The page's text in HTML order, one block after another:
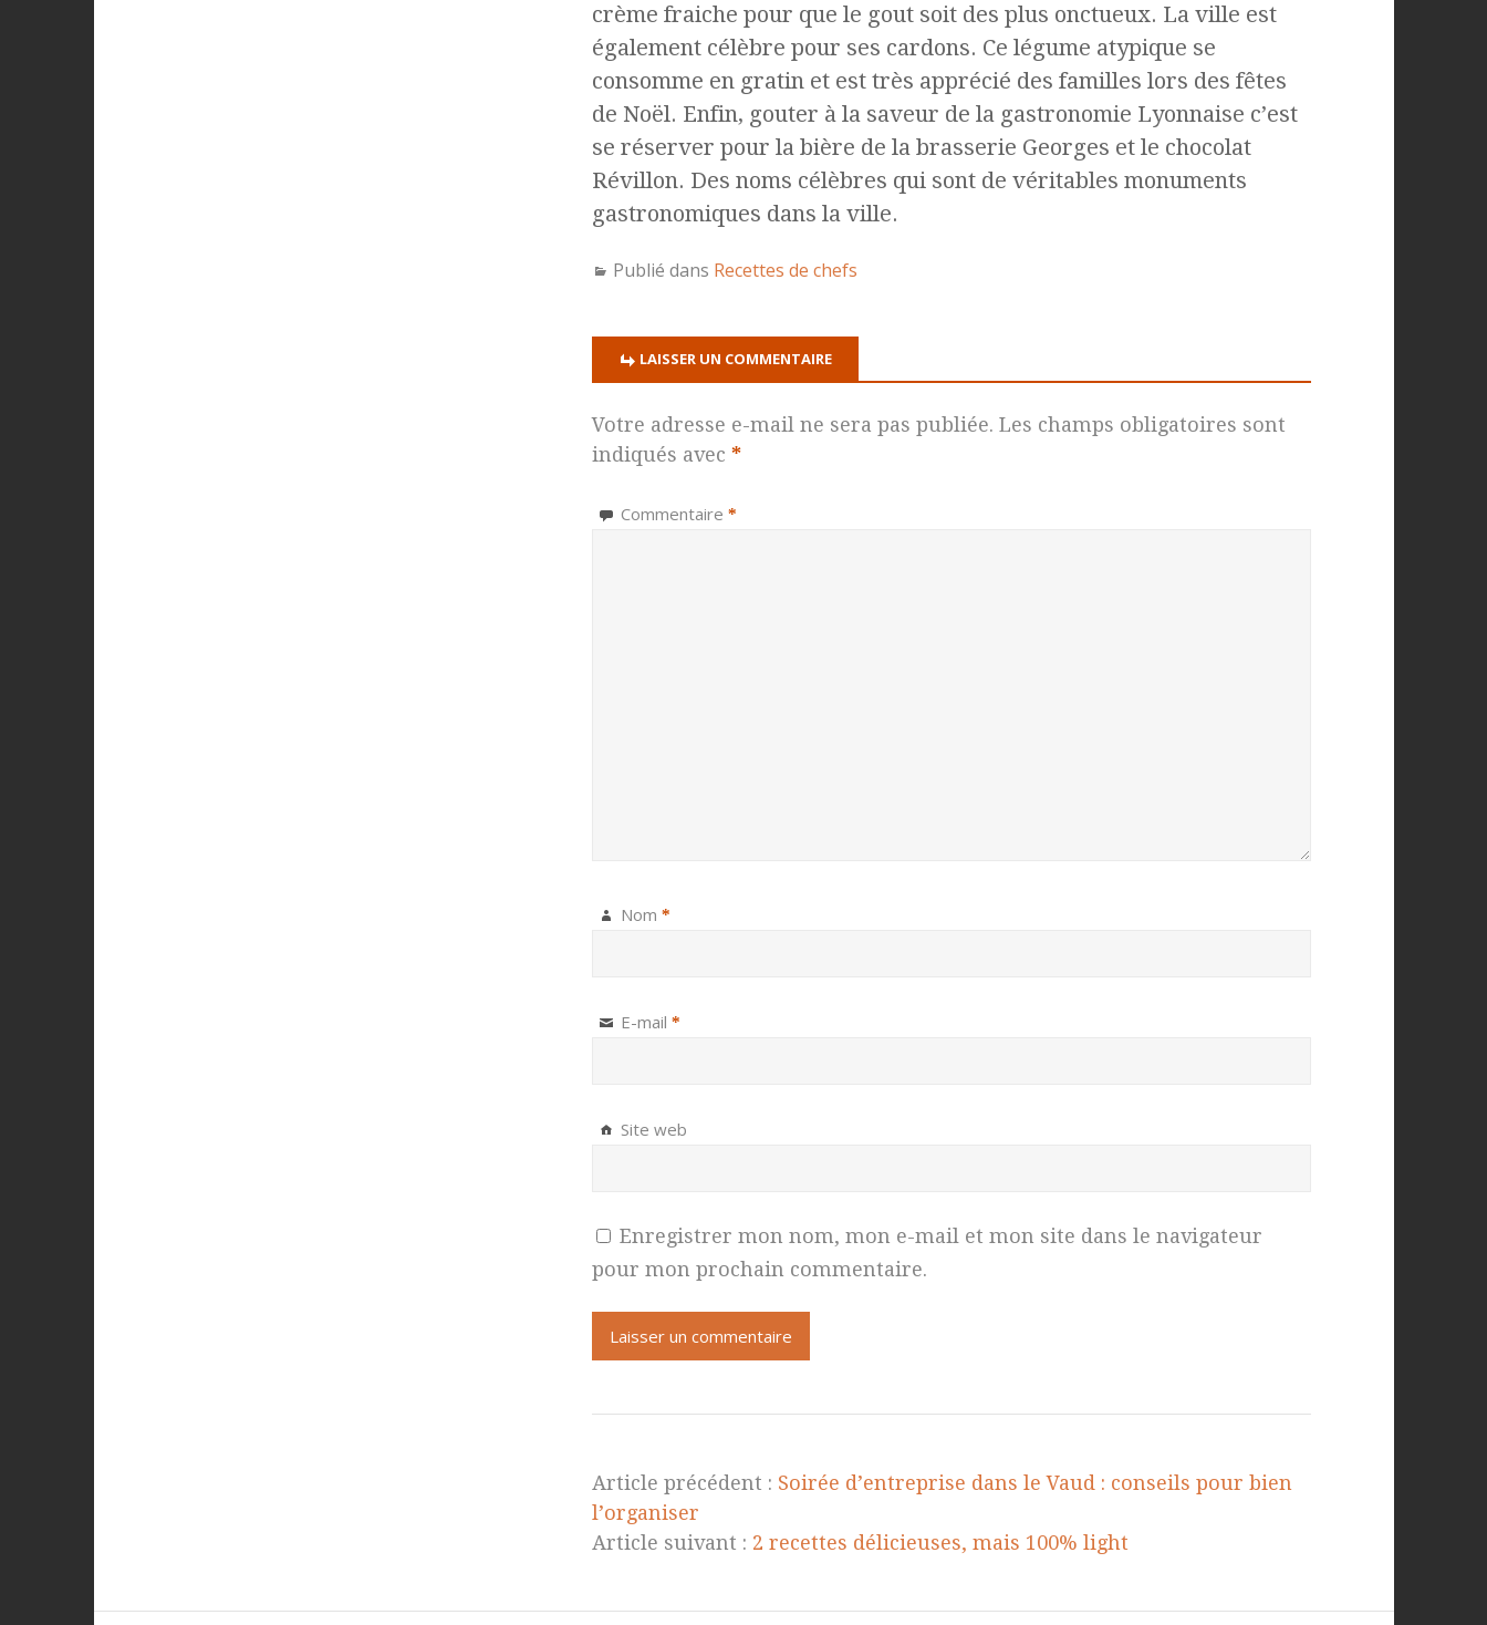
crème fraiche pour que le gout soit des plus onctueux. La ville est
également célèbre pour ses cardons. Ce légume atypique se
consomme en gratin et est très apprécié des familles lors des fêtes
de Noël. Enfin, gouter à la saveur de la gastronomie Lyonnaise c’est
se réserver pour la bière de la brasserie Georges et le chocolat
Révillon. Des noms célèbres qui sont de véritables monuments
gastronomiques dans la ville.
Publié dans Recettes de chefs
LAISSER UN COMMENTAIRE
Votre adresse e-mail ne sera pas publiée. Les champs obligatoires sont
indiqués avec *
Commentaire *
Nom *
E-mail *
Site web
Enregistrer mon nom, mon e-mail et mon site dans le navigateur
pour mon prochain commentaire.
Article précédent : Soirée d’entreprise dans le Vaud : conseils pour bien
l’organiser
Article suivant : 2 recettes délicieuses, mais 100% light